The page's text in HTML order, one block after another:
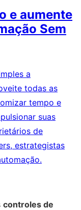
e aumente
Sem
a
todas as
tempo e
suas
de
estrategistas
controles de